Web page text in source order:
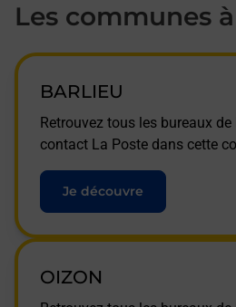
Les communes
BARLIEU
Retrouvez tous les bureaux
contact La Poste dans cette
Je découvre
OIZON